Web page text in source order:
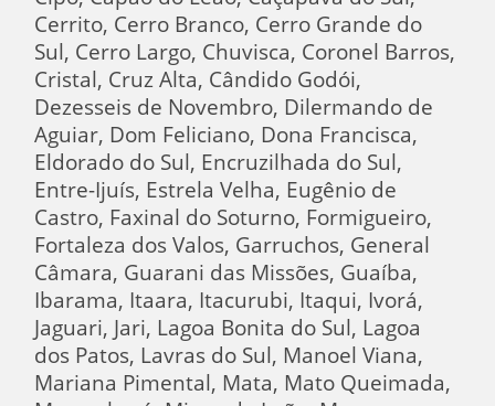
Cerrito, Cerro Branco, Cerro Grande do
Sul, Cerro Largo, Chuvisca, Coronel Barros,
Cristal, Cruz Alta, Cândido Godói,
Dezesseis de Novembro, Dilermando de
Aguiar, Dom Feliciano, Dona Francisca,
Eldorado do Sul, Encruzilhada do Sul,
Entre-Ijuís, Estrela Velha, Eugênio de
Castro, Faxinal do Soturno, Formigueiro,
Fortaleza dos Valos, Garruchos, General
Câmara, Guarani das Missões, Guaíba,
Ibarama, Itaara, Itacurubi, Itaqui, Ivorá,
Jaguari, Jari, Lagoa Bonita do Sul, Lagoa
dos Patos, Lavras do Sul, Manoel Viana,
Mariana Pimental, Mata, Mato Queimada,